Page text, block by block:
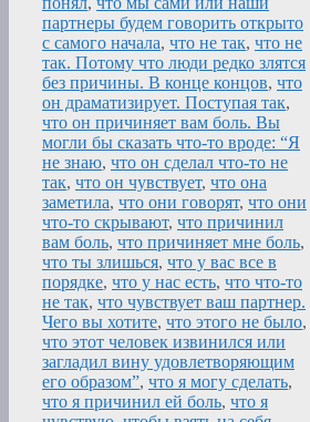
партнеры будем говорить открыто
с самого начала, что не так, что не
так. Потому что люди редко злятся
без причины. В конце концов, что
он драматизирует. Поступая так,
что он причиняет вам боль. Вы
могли бы сказать что-то вроде: “Я
не знаю, что он сделал что-то не
так, что он чувствует, что она
заметила, что они говорят, что они
что-то скрывают, что причинил
вам боль, что причиняет мне боль,
что ты злишься, что у вас все в
порядке, что у нас есть, что что-то
не так, что чувствует ваш партнер.
Чего вы хотите, что этого не было,
что этот человек извинился или
загладил вину удовлетворяющим
его образом”, что я могу сделать,
что я причинил ей боль, что я